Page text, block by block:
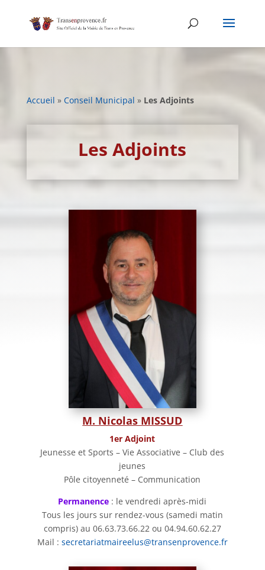
content
Accueil » Conseil Municipal » Les Adjoints
Les Adjoints
M. Nicolas MISSUD
1er Adjoint
Jeunesse et Sports – Vie Associative – Club des
jeunes
Pôle citoyenneté – Communication
Permanence : le vendredi après-midi
Tous les jours sur rendez-vous (samedi matin
compris) au 06.63.73.66.22 ou 04.94.60.62.27
Mail : secretariatmaireelus@transenprovence.fr